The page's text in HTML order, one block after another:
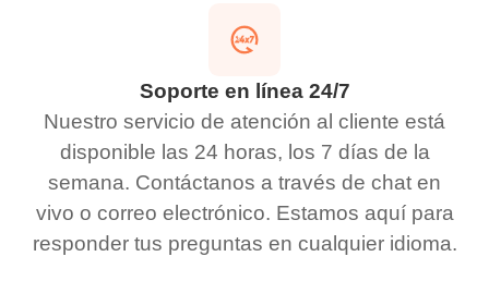
Soporte en línea 24/7
Nuestro servicio de atención al cliente está
disponible las 24 horas, los 7 días de la
semana. Contáctanos a través de chat en
vivo o correo electrónico. Estamos aquí para
responder tus preguntas en cualquier idioma.